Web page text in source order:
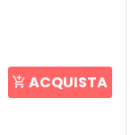
ACQUISTA